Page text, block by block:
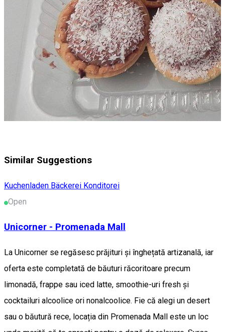
Similar Suggestions
Kuchenladen Bäckerei Konditorei
Open
Unicorner - Promenada Mall
La Unicorner se regăsesc prăjituri și înghețată artizanală, iar
oferta este completată de băuturi răcoritoare precum
limonadă, frappe sau iced latte, smoothie-uri fresh și
cocktailuri alcoolice ori nonalcoolice. Fie că alegi un desert
sau o băutură rece, locația din Promenada Mall este un loc